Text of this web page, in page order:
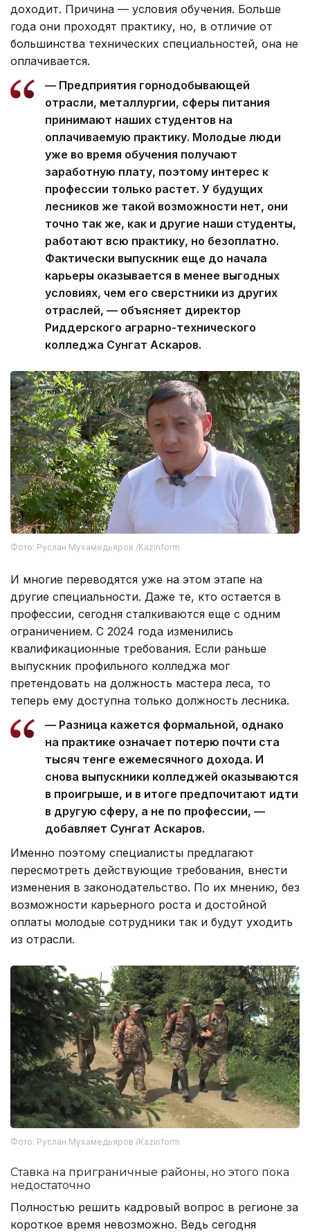
доходит. Причина — условия обучения. Больше
года они проходят практику, но, в отличие от
большинства технических специальностей, она не
оплачивается.
— Предприятия горнодобывающей
отрасли, металлургии, сферы питания
принимают наших студентов на
оплачиваемую практику. Молодые люди
уже во время обучения получают
заработную плату, поэтому интерес к
профессии только растет. У будущих
лесников же такой возможности нет, они
точно так же, как и другие наши студенты,
работают всю практику, но безоплатно.
Фактически выпускник еще до начала
карьеры оказывается в менее выгодных
условиях, чем его сверстники из других
отраслей, — объясняет директор
Риддерского аграрно-технического
колледжа Сунгат Аскаров.
Фото: Руслан Мухамедьяров /Kazinform
И многие переводятся уже на этом этапе на
другие специальности. Даже те, кто остается в
профессии, сегодня сталкиваются еще с одним
ограничением. С 2024 года изменились
квалификационные требования. Если раньше
выпускник профильного колледжа мог
претендовать на должность мастера леса, то
теперь ему доступна только должность лесника.
— Разница кажется формальной, однако
на практике означает потерю почти ста
тысяч тенге ежемесячного дохода. И
снова выпускники колледжей оказываются
в проигрыше, и в итоге предпочитают идти
в другую сферу, а не по профессии, —
добавляет Сунгат Аскаров.
Именно поэтому специалисты предлагают
пересмотреть действующие требования, внести
изменения в законодательство. По их мнению, без
возможности карьерного роста и достойной
оплаты молодые сотрудники так и будут уходить
из отрасли.
Фото: Руслан Мухамедьяров /Kazinform
Ставка на приграничные районы, но этого пока
недостаточно
Полностью решить кадровый вопрос в регионе за
короткое время невозможно. Ведь сегодня